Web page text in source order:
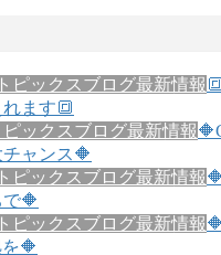
トピックス ブログ最新情報
ます🔳
ピックス ブログ最新情報
ャンス🔶
トピックス ブログ最新情報
🔶
トピックス ブログ最新情報
🔶